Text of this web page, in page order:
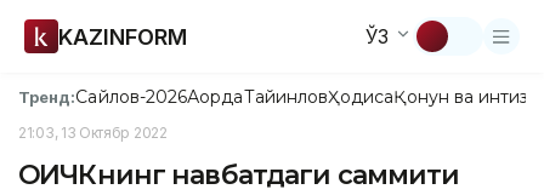
KAZINFORM ЎЗ
Тренд:Сайлов-2026АқордаТайинловҲодисаҚонун ва
21:03, 13 Октябр 2022
ОҲИЧКнинг навбатдаги саммити